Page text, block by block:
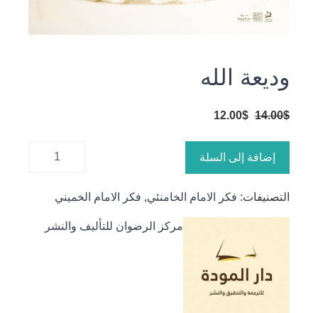
وديعة الله
14.00$
السعر
هو:
14.00$.
12.00$
هو:
إضافة إلى السلة
التصنيفات: فكر الامام الخامنئي, فكر الامام الخميني
مركز الرضوان للتأليف والنشر